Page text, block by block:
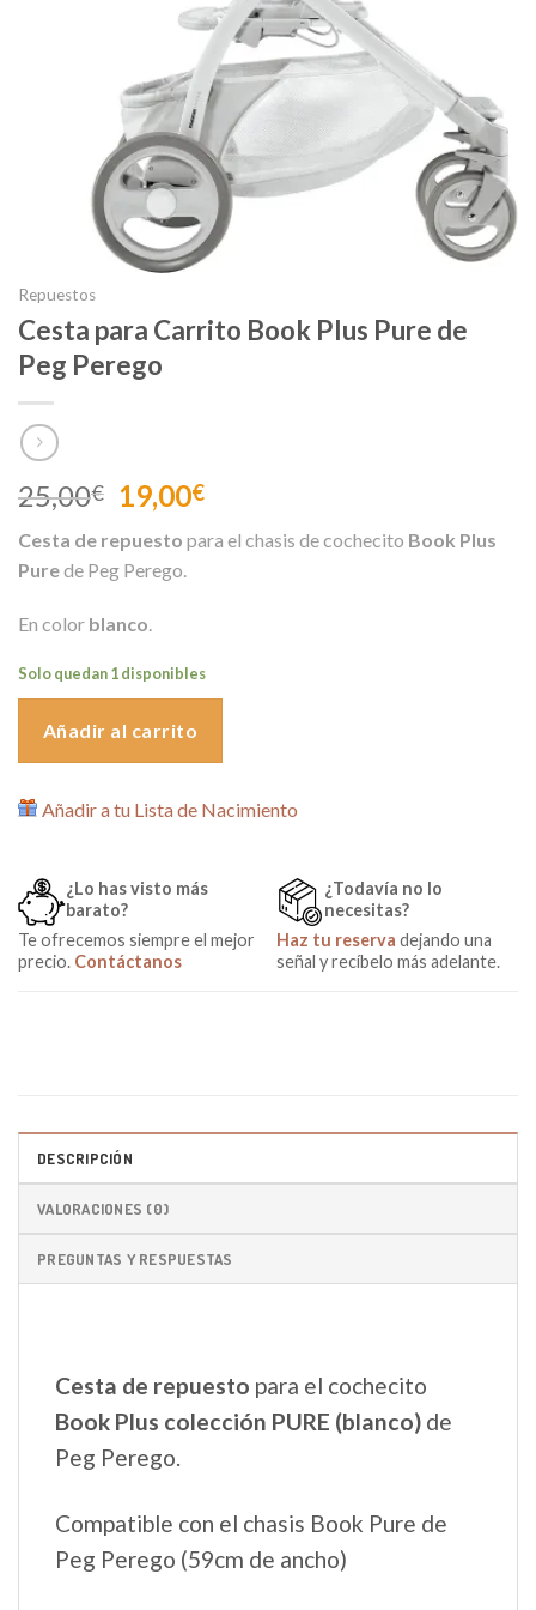
Repuestos
Cesta para Carrito Book Plus Pure de
Peg Perego
25,00€
El
precio
original
era:
19,00€El
actual
Cesta de repuesto para el chasis de cochecito Book Plus
Purede Peg Perego.
En color blanco.
Solo quedan 1 disponibles
Añadir al carrito
Añadir a tu Lista de Nacimiento
¿Lo has visto más
barato?
Te ofrecemos siempre el mejor
precio. Contáctanos
¿Todavía no lo
necesitas?
Haz tu reserva dejando una
señal y recíbelo más adelante.
DESCRIPCIÓN
VALORACIONES (0)
PREGUNTAS Y RESPUESTAS
Cesta de repuesto para el cochecito
Book Plus colección PURE (blanco) de
Peg Perego.
Compatible con el chasis Book Pure de
Peg Perego (59cm de ancho)